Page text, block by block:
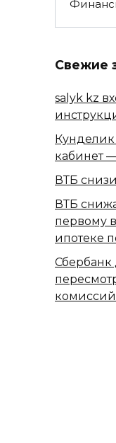
Свежие
salyk kz
кабинет
ВТБ
ВТБ
первому
ипотеке
Сбербанк​
комиссий